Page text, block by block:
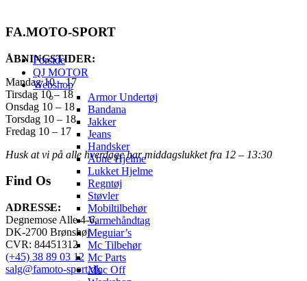
Forside
QJ MOTOR
Webshop
Armor Undertøj
Bandana
Jakker
Jeans
Handsker
Åbne Hjelme
Lukket Hjelme
Regntøj
Støvler
Mobiltilbehør
Varmehåndtag
Meguiar’s
Mc Tilbehør
Mc Parts
Muc Off
FA.MOTO-SPORT
ÅBNINGSTIDER:
Mandag 10 – 17
Tirsdag 10 – 18
Onsdag 10 – 18
Torsdag 10 – 18
Fredag 10 – 17
Husk at vi på alle hverdage har middagslukket fra 12 – 13:30
Find Os
ADRESSE:
Degnemose Alle 4-6,
DK-2700 Brønshøj
CVR: 84451312
(+45) 38 89 03 12
salg@famoto-sport.dk